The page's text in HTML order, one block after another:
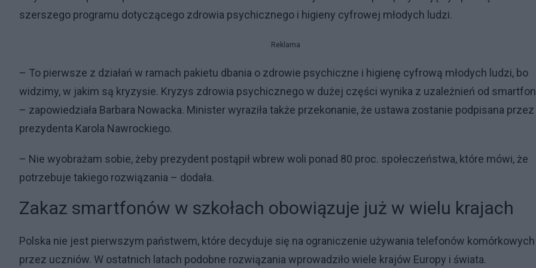
szerszego programu dotyczącego zdrowia psychicznego i higieny cyfrowej młodych ludzi.
Reklama
– To pierwsze z działań w ramach pakietu dbania o zdrowie psychiczne i higienę cyfrową młodych ludzi, bo
widzimy, w jakim są kryzysie. Kryzys zdrowia psychicznego w dużej części wynika z uzależnień od
– zapowiedziała Barbara Nowacka. Minister wyraziła także przekonanie, że ustawa zostanie podpisana przez
prezydenta Karola Nawrockiego.
– Nie wyobrażam sobie, żeby prezydent postąpił wbrew woli ponad 80 proc. społeczeństwa, które mówi, że
potrzebuje takiego rozwiązania – dodała.
Zakaz smartfonów w szkołach obowiązuje już w wielu krajach
Polska nie jest pierwszym państwem, które decyduje się na ograniczenie używania telefonów komórkowych
przez uczniów. W ostatnich latach podobne rozwiązania wprowadziło wiele krajów Europy i świata.